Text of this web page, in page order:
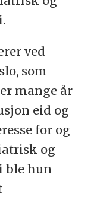
ved
som
mange år
eid og
for og
og
ble hun